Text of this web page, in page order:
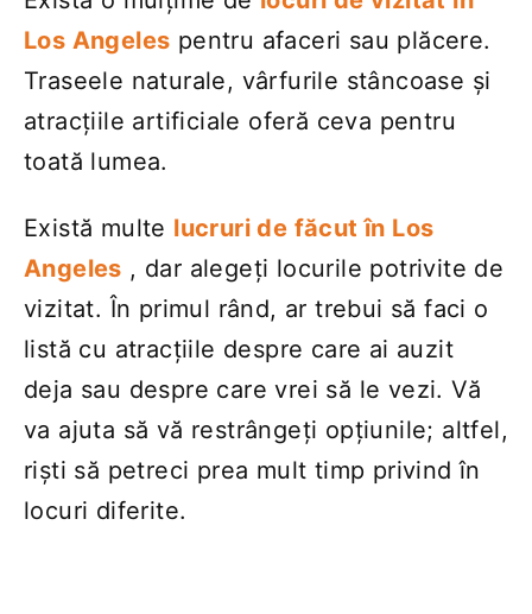
Los Angeles pentru afaceri sau plăcere.
Traseele naturale, vârfurile stâncoase și
atracțiile artificiale oferă ceva pentru
toată lumea.
Există multe lucruri de făcut în Los
Angeles , dar alegeți locurile potrivite de
vizitat. În primul rând, ar trebui să faci o
listă cu atracțiile despre care ai auzit
deja sau despre care vrei să le vezi. Vă
va ajuta să vă restrângeți opțiunile; altfel,
riști să petreci prea mult timp privind în
locuri diferite.